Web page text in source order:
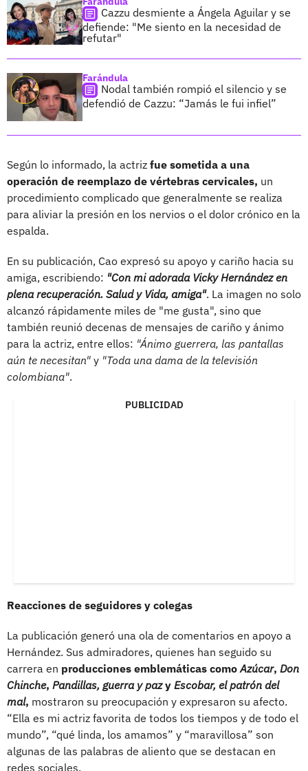
Cazzu desmiente a Ángela Aguilar y se
defiende: "Me siento en la necesidad de
refutar"
Farándula
Nodal también rompió el silencio y se
defendió de Cazzu: “Jamás le fui infiel”
Según lo informado, la actriz fue sometida a una
operación de reemplazo de vértebras cervicales, un
procedimiento complicado que generalmente se realiza
para aliviar la presión en los nervios o el dolor crónico en la
espalda.
En su publicación, Cao expresó su apoyo y cariño hacia su
amiga, escribiendo: "Con mi adorada Vicky Hernández en
plena recuperación. Salud y Vida, amiga". La imagen no solo
alcanzó rápidamente miles de "me gusta", sino que
también reunió decenas de mensajes de cariño y ánimo
para la actriz, entre ellos: "Ánimo guerrera, las pantallas
aún te necesitan" y "Toda una dama de la televisión
colombiana".
PUBLICIDAD
Reacciones de seguidores y colegas
La publicación generó una ola de comentarios en apoyo a
Hernández. Sus admiradores, quienes han seguido su
carrera en producciones emblemáticas como Azúcar, Don
Chinche, Pandillas, guerra y pazy Escobar, el patrón del
mal, mostraron su preocupación y expresaron su afecto.
“Ella es mi actriz favorita de todos los tiempos y de todo el
mundo”, “qué linda, los amamos” y “maravillosa” son
algunas de las palabras de aliento que se destacan en
redes sociales.